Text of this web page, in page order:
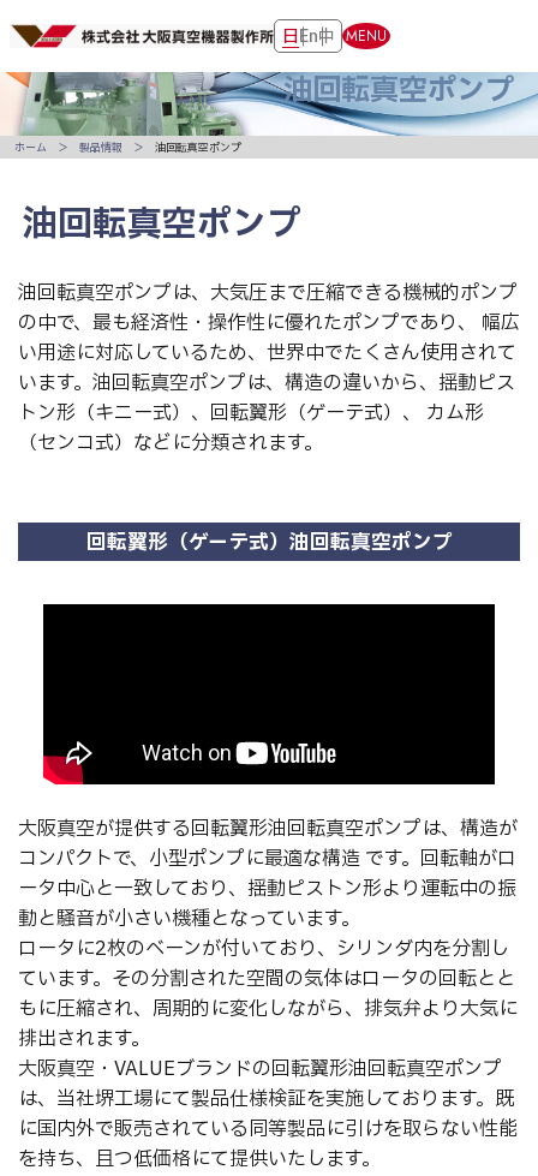
日En中 MENU
油回転真空ポンプ
油回転真空ポンプ
油回転真空ポンプは、大気圧まで圧縮できる機械的ポンプ
の中で、最も経済性・操作性に優れたポンプであり、 幅広
い用途に対応しているため、世界中でたくさん使用されて
います。油回転真空ポンプは、構造の違いから、揺動ピス
トン形（キニー式）、回転翼形（ゲーテ式）、 カム形
（センコ式）などに分類されます。
回転翼形（ゲーテ式）油回転真空ポンプ
大阪真空が提供する回転翼形油回転真空ポンプは、構造が
コンパクトで、小型ポンプに最適な構造 です。回転軸がロ
ータ中心と一致しており、揺動ピストン形より運転中の振
動と騒音が小さい機種となっています。
ロータに2枚のベーンが付いており、シリンダ内を分割し
ています。その分割された空間の気体はロータの回転とと
もに圧縮され、周期的に変化しながら、排気弁より大気に
排出されます。
大阪真空・VALUEブランドの回転翼形油回転真空ポンプ
は、当社堺工場にて製品仕様検証を実施しております。既
に国内外で販売されている同等製品に引けを取らない性能
を持ち、且つ低価格にて提供いたします。
ホーム 製品情報 油回転真空ポンプ